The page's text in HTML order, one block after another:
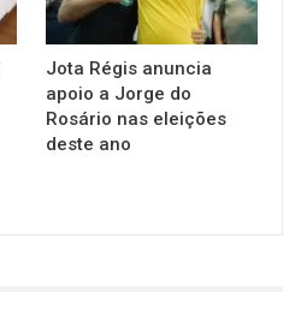
Jota Régis anuncia
apoio a Jorge do
Rosário nas eleições
deste ano